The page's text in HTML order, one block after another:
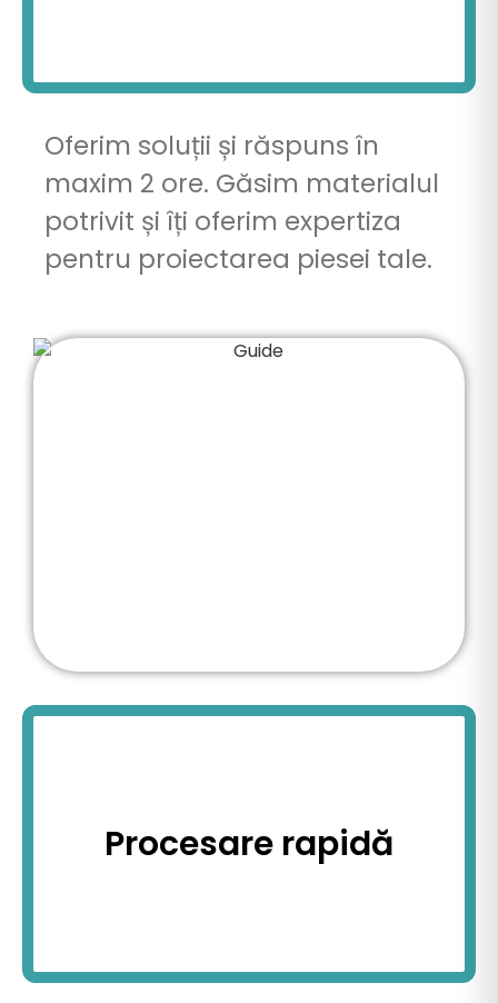
Oferim soluții și răspuns în
maxim 2 ore. Găsim materialul
potrivit și îți oferim expertiza
pentru proiectarea piesei tale.
Procesare rapidă